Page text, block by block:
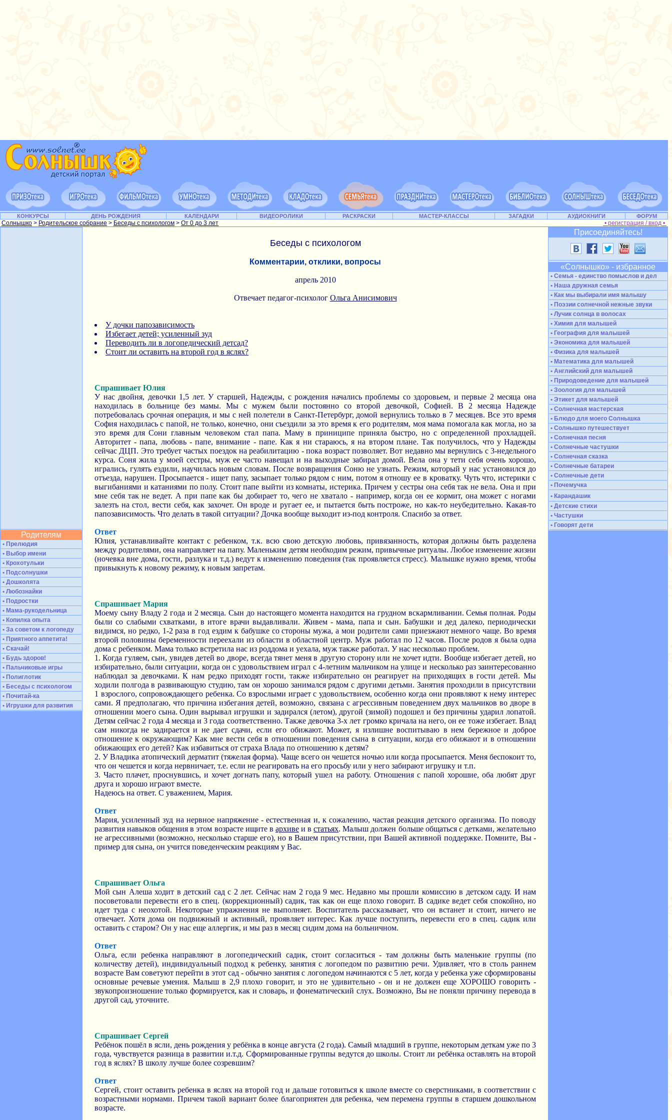
КОНКУРСЫ ДЕНЬ РОЖДЕНИЯ КАЛЕНДАРИ ВИДЕОРОЛИКИ РАСКРАСКИ МАСТЕР-КЛАССЫ ЗАГАДКИ АУДИОКНИГИ ФОРУМ
Солнышко > Родительское собрание > Беседы с психологом > От 0 до 3 лет • регистрация / вход •
Родителям
• Прелюдия
• Выбор имени
• Крохотульки
• Подсолнушки
• Дошколята
• Любознайки
• Подростки
• Мама-рукодельница
• Копилка опыта
• За советом к логопеду
• Приятного аппетита!
• Скачай!
• Будь здоров!
• Пальчиковые игры
• Полиглотик
• Беседы с психологом
• Почитай-ка
• Игрушки для развития
Беседы с психологом
Комментарии, отклики, вопросы
апрель 2010
Отвечает педагог-психолог Ольга Анисимович
У дочки папозависимость
Избегает детей; усиленный зуд
Переводить ли в логопедический детсад?
Стоит ли оставить на второй год в яслях?
Спрашивает Юлия
У нас двойня, девочки 1,5 лет. У старшей, Надежды, с рождения начались проблемы со здоровьем, и первые 2 месяца она
находилась в больнице без мамы. Мы с мужем были постоянно со второй девочкой, Софией. В 2 месяца Надежде
потребовалась срочная операция, и мы с ней полетели в Санкт-Петербург, домой вернулись только в 7 месяцев. Все это время
София находилась с папой, не только, конечно, они съездили за это время к его родителям, моя мама помогала как могла, но за
это время для Сони главным человеком стал папа. Маму в приниципе приняла быстро, но с определенной прохладцей.
Авторитет - папа, любовь - папе, внимание - папе. Как я ни стараюсь, я на втором плане. Так получилось, что у Надежды
сейчас ДЦП. Это требует частых поездок на реабилитацию - пока возраст позволяет. Вот недавно мы вернулись с 3-недельного
курса. Соня жила у моей сестры, муж ее часто навещал и на выходные забирал домой. Вела она у тети себя очень хорошо,
игрались, гулять ездили, научилась новым словам. После возвращения Соню не узнать. Режим, который у нас установился до
отъезда, нарушен. Просыпается - ищет папу, засыпает только рядом с ним, потом я отношу ее в кроватку. Чуть что, истерики с
выгибаниями и катаниями по полу. Стоит папе выйти из комнаты, истерика. Причем у сестры она себя так не вела. Она и при
мне себя так не ведет. А при папе как бы добирает то, чего не хватало - например, когда он ее кормит, она может с ногами
залезть на стол, вести себя, как захочет. Он вроде и ругает ее, и пытается быть построже, но как-то неубедительно. Какая-то
папозависимость. Что делать в такой ситуации? Дочка вообще выходит из-под контроля. Спасибо за ответ.
Ответ
Юлия, устанавливайте контакт с ребенком, т.к. всю свою детскую любовь, привязанность, которая должны быть разделена
между родителями, она направляет на папу. Маленьким детям необходим режим, привычные ритуалы. Любое изменение жизни
(ночевка вне дома, гости, разлука и т.д.) ведут к изменению поведения (так проявляется стресс). Малышке нужно время, чтобы
привыкнуть к новому режиму, к новым запретам.
Спрашивает Мария
Моему сыну Владу 2 года и 2 месяца. Сын до настоящего момента находится на грудном вскармливании. Семья полная. Роды
были со слабыми схватками, в итоге врачи выдавливали. Живем - мама, папа и сын. Бабушки и дед далеко, периодически
видимся, но редко, 1-2 раза в год ездим к бабушке со стороны мужа, а мои родители сами приезжают немного чаще. Во время
второй половины беременности переехали из области в областной центр. Муж работал по 12 часов. После родов я была одна
дома с ребенком. Мама только встретила нас из роддома и уехала, муж также работал. У нас несколько проблем.
1. Когда гуляем, сын, увидев детей во дворе, всегда тянет меня в другую сторону или не хочет идти. Вообще избегает детей, но
избирательно, были ситуации, когда он с удовольствием играл с 4-летним мальчиком на улице и несколько раз заинтересованно
наблюдал за девочками. К нам редко приходят гости, также избирательно он реагирует на приходящих в гости детей. Мы
ходили полгода в развивающую студию, там он хорошо занимался рядом с другими детьми. Занятия проходили в присутствии
1 взрослого, сопровождающего ребенка. Со взрослыми играет с удовольствием, особенно когда они проявляют к нему интерес
сами. Я предполагаю, что причина избегания детей, возможно, связана с агрессивным поведением двух мальчиков во дворе в
отношении моего сына. Один вырывал игрушки и задирался (летом), другой (зимой) подошел и без причины ударил лопатой.
Детям сейчас 2 года 4 месяца и 3 года соответственно. Также девочка 3-х лет громко кричала на него, он ее тоже избегает. Влад
сам никогда не задирается и не дает сдачи, если его обижают. Может, я излишне воспитываю в нем бережное и доброе
отношение к окружающим? Как мне вести себя в отношении поведения сына в ситуации, когда его обижают и в отношении
обижающих его детей? Как избавиться от страха Влада по отношению к детям?
2. У Владика атопический дерматит (тяжелая форма). Чаще всего он чешется ночью или когда просыпается. Меня беспокоит то,
что он чешется и когда нервничает, т.е. если не реагировать на его просьбу или у него забирают игрушку и т.п.
3. Часто плачет, проснувшись, и хочет догнать папу, который ушел на работу. Отношения с папой хорошие, оба любят друг
друга и хорошо играют вместе.
Надеюсь на ответ. С уважением, Мария.
Ответ
Мария, усиленный зуд на нервное напряжение - естественная и, к сожалению, частая реакция детского организма. По поводу
развития навыков общения в этом возрасте ищите в архивеи встатьях. Малыш должен больше общаться с детками, желательно
не агрессивными (возможно, несколько старше его), но в Вашем присутствии, при Вашей активной поддержке. Помните, Вы -
пример для сына, он учится поведенческим реакциям у Вас.
Спрашивает Ольга
Мой сын Алеша ходит в детский сад с 2 лет. Сейчас нам 2 года 9 мес. Недавно мы прошли комиссию в детском саду. И нам
посоветовали перевести его в спец. (коррекционный) садик, так как он еще плохо говорит. В садике ведет себя спокойно, но
идет туда с неохотой. Некоторые упражнения не выполняет. Воспитатель рассказывает, что он встанет и стоит, ничего не
отвечает. Хотя дома он подвижный и активный, проявляет интерес. Как лучше поступить, перевести его в спец. садик или
оставить с старом? Он у нас еще аллергик, и мы раз в месяц сидим дома на больничном.
Ответ
Ольга, если ребенка направляют в логопедический садик, стоит согласиться - там должны быть маленькие группы (по
количеству детей), индивидуальный подход к ребенку, занятия с логопедом по развитию речи. Удивляет, что в столь раннем
возрасте Вам советуют перейти в этот сад - обычно занятия с логопедом начинаются с 5 лет, когда у ребенка уже сформированы
основные речевые умения. Малыш в 2,9 плохо говорит, и это не удивительно - он и не должен еще ХОРОШО говорить -
звукопроизношение только формируется, как и словарь, и фонематический слух. Возможно, Вы не поняли причину перевода в
другой сад, уточните.
Спрашивает Сергей
Ребёнок пошёл в ясли, день рождения у ребёнка в конце августа (2 года). Самый младший в группе, некоторым деткам уже по 3
года, чувствуется разница в развитии и.т.д. Сформированные группы ведутся до школы. Стоит ли ребёнка оставлять на второй
год в яслях? В школу лучше более созревшим?
Ответ
Сергей, стоит оставить ребенка в яслях на второй год и дальше готовиться к школе вместе со сверстниками, в соответствии с
возрастными нормами. Причем такой вариант более благоприятен для ребенка, чем перемена группы в старшем дошкольном
возрасте.
Присоединяйтесь!
«Солнышко» - избранное
• Семья - единство помыслов и дел
• Наша дружная семья
• Как мы выбирали имя малышу
• Поэзии солнечной нежные звуки
• Лучик солнца в волосах
• Химия для малышей
• География для малышей
• Экономика для малышей
• Физика для малышей
• Математика для малышей
• Английский для малышей
• Природоведение для малышей
• Зоология для малышей
• Этикет для малышей
• Солнечная мастерская
• Блюдо для моего Солнышка
• Солнышко путешествует
• Солнечная песня
• Солнечные частушки
• Солнечная сказка
• Солнечные батареи
• Солнечные дети
• Почемучка
• Карандашик
• Детские стихи
• Частушки
• Говорят дети